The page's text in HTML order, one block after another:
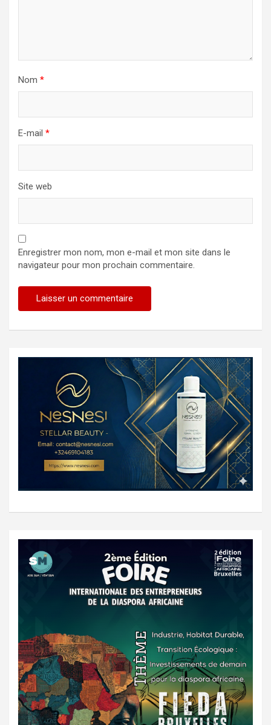
Nom *
E-mail *
Site web
Enregistrer mon nom, mon e-mail et mon site dans le
navigateur pour mon prochain commentaire.